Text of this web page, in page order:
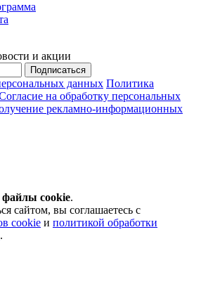
и акции
Подписаться
данных Политика
на обработку персональных
рекламно-информационных
файлы cookie.
сайтом, вы соглашаетесь с
cookie и политикой обработки
.